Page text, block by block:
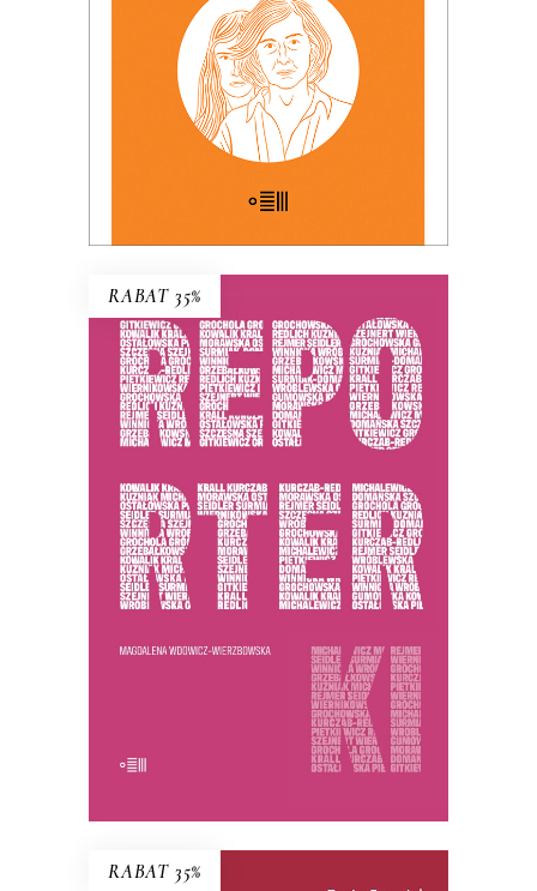
E-BOOK DO KOSZYKA
KSIĄŻKA DO KOSZYKA
RABAT 35%
PREMIERA 25 listopada 2025
69.00zł 44.85 zł
KSIĄŻKA DO KOSZYKA
RABAT 35%